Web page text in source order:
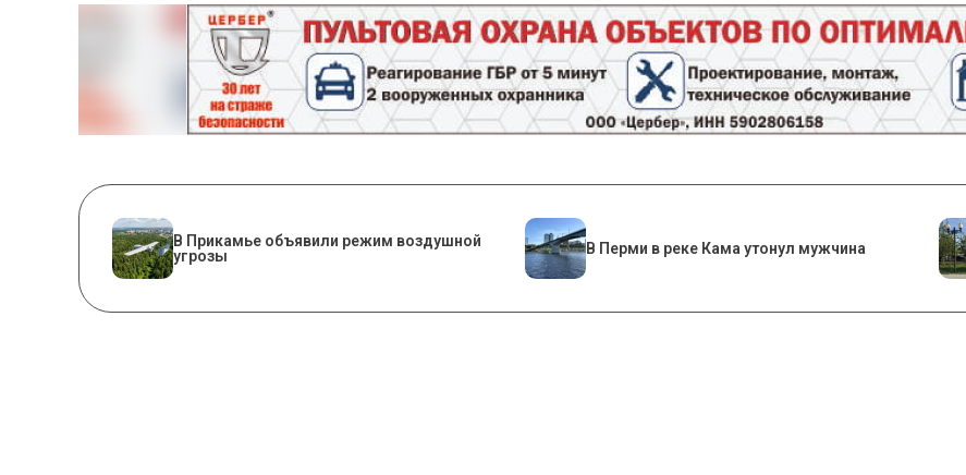
В Прикамье объявили режим воздушной
угрозы
В Перми в реке Кама утонул мужчина